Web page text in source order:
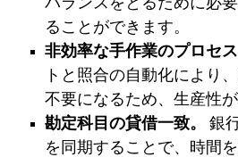
バランスをとるために必
ることができます。
非効率な手作業のプロセス
トと照合の自動化により
不要になるため、生産性が
勘定科目の貸借一致。
銀
を同期することで、時間